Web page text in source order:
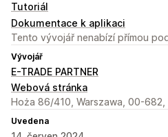
Tutoriál
Dokumentace k aplikaci
Tento vývojář nenabízí přímou
Vývojář
E-TRADE PARTNER
Webová stránka
Hoża 86/410, Warszawa, 00-682,
Uvedena